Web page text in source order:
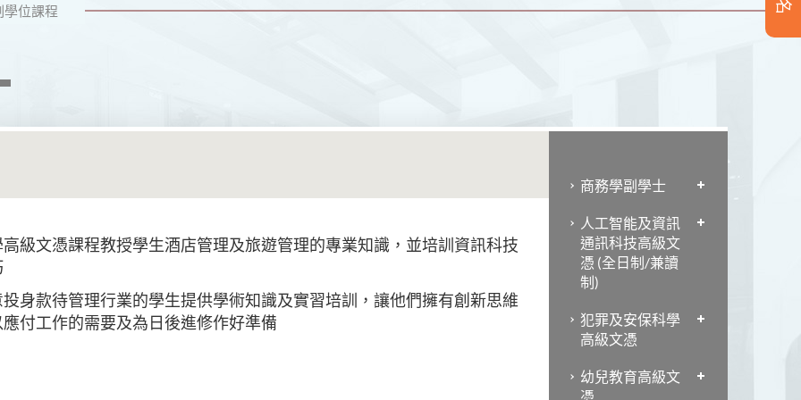
學位課程
級文憑課程教授學生酒店管理及旅遊管理的專業知識，並培訓資訊科技
身款待管理行業的學生提供學術知識及實習培訓，讓他們擁有創新思維
付工作的需要及為日後進修作好準備
商務學副學士
人工智能及資訊
通訊科技高級文
憑 (全日制/兼讀
制)
犯罪及安保科學
高級文憑
幼兒教育高級文
憑